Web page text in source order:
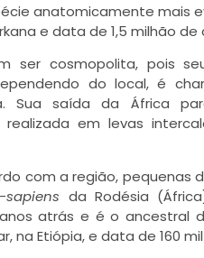
anatomicamente mais
e data de 1,5 milhão de
ser cosmopolita, pois
do local, é
Sua saída da África
em levas
com a região, pequenas
sapiens da Rodésia
atrás e é o ancestral
na Etiópia, e data de 160